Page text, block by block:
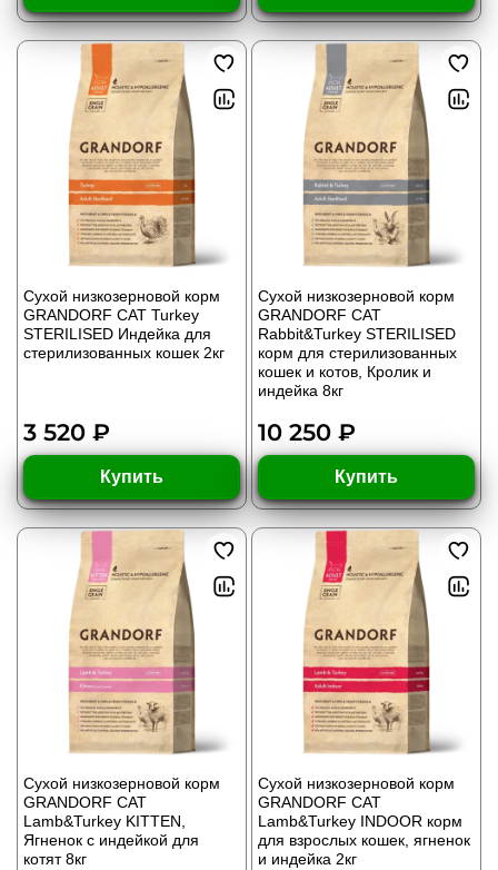
Сухой низкозерновой корм
GRANDORF CAT Turkey
STERILISED Индейка для
стерилизованных кошек 2кг
3 520 ₽
Купить
Сухой низкозерновой корм
GRANDORF CAT
Rabbit&Turkey STERILISED
корм для стерилизованных
кошек и котов, Кролик и
индейка 8кг
10 250 ₽
Купить
Сухой низкозерновой корм
GRANDORF CAT
Lamb&Turkey KITTEN,
Ягненок с индейкой для
котят 8кг
Сухой низкозерновой корм
GRANDORF CAT
Lamb&Turkey INDOOR корм
для взрослых кошек, ягненок
и индейка 2кг